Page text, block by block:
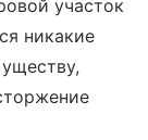
участок
никакие